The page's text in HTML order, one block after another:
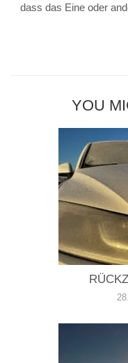
dass das Eine oder
YOU